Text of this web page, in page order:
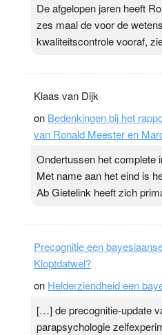
De afgelopen jaren heeft
zes maal de voor de
kwaliteitscontrole vooraf,
Klaas van Dijk
on Bedenkingen bij het
van Ronald Meester en
Ondertussen het complete
Met name aan het eind is
Ab Gietelink heeft zich
Precognitie een
Kloptdatwel?
on Helderziendheid een
[…] de precognitie-update
parapsychologie